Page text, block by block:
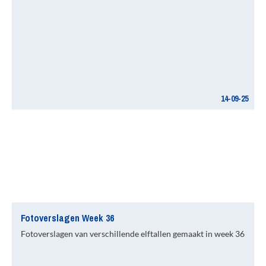
14-09-25
Fotoverslagen Week 36
Fotoverslagen van verschillende elftallen gemaakt in week 36